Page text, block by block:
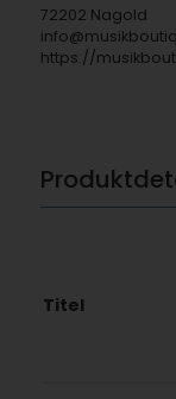
72202 Nagold
https://
Titel